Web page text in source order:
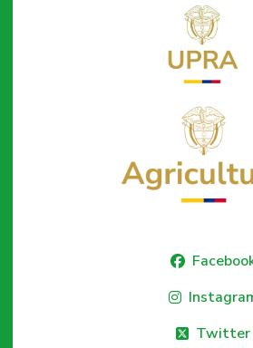
Twitter